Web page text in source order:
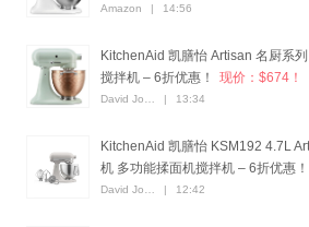
Amazon | 14:56
KitchenAid 凯膳怡 Artisan 名厨系
搅拌机 – 6折优惠！
现价：$674！
| 13:34
KitchenAid 凯膳怡 KSM192 4.7L
机 多功能揉面机搅拌机 – 6折优惠！
| 12:42